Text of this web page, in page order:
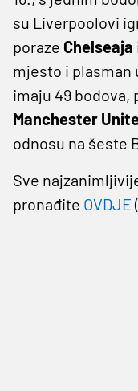
su Liverpoolovi
poraze Chelseaja
mjesto i plasman
imaju 49 bodova,
Manchester
odnosu na šeste
Sve
pronađite OVDJE